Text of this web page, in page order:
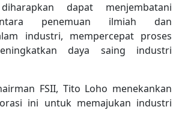
dapat menjembatani
penemuan ilmiah dan
industri, mempercepat proses
daya saing industri
FSII, Tito Loho menekankan
ini untuk memajukan industri